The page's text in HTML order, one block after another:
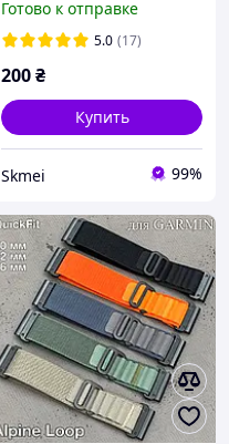
Готово к отправке
5.0 (17)
200₴
Купить
Skmei 99%